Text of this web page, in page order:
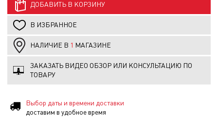
ДОБАВИТЬ В КОРЗИНУ
В ИЗБРАННОЕ
НАЛИЧИЕ В 1 МАГАЗИНЕ
ЗАКАЗАТЬ ВИДЕО ОБЗОР ИЛИ КОНСУЛЬТАЦИЮ ПО
ТОВАРУ
Выбор даты и времени доставки
доставим в удобное время